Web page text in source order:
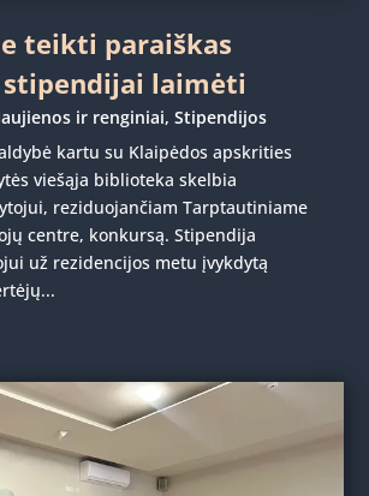
teikti paraiškas
stipendijai laimėti
ir renginiai,Stipendijos
kartu su Klaipėdos apskrities
viešąja biblioteka skelbia
reziduojančiam Tarptautiniame
centre, konkursą. Stipendija
už rezidencijos metu įvykdytą